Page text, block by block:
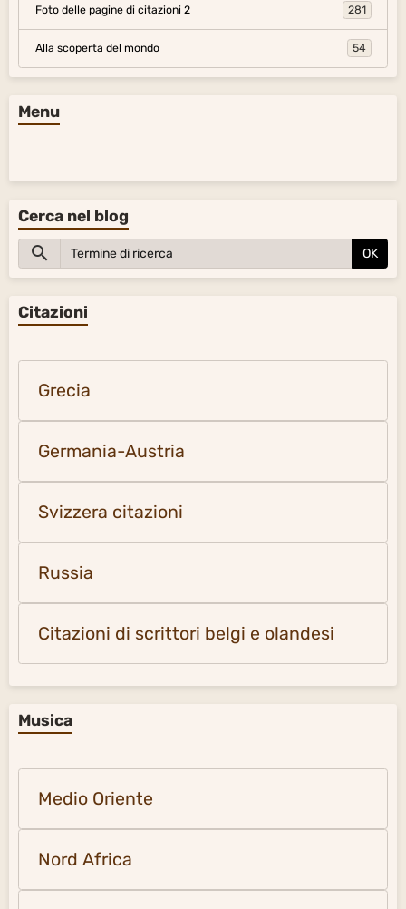
Foto delle pagine di citazioni 2 281
Alla scoperta del mondo 54
Menu
Cerca nel blog
OK
Citazioni
Grecia
Germania-Austria
Svizzera citazioni
Russia
Citazioni di scrittori belgi e olandesi
Musica
Medio Oriente
Nord Africa